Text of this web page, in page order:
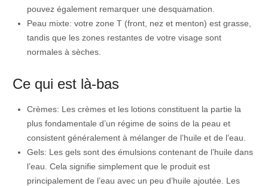
pouvez également remarquer une desquamation.
Peau mixte: votre zone T (front, nez et menton) est grasse,
tandis que les zones restantes de votre visage sont
normales à sèches.
Ce qui est là-bas
Crèmes: Les crèmes et les lotions constituent la partie la
plus fondamentale d’un régime de soins de la peau et
consistent généralement à mélanger de l’huile et de l’eau.
Gels: Les gels sont des émulsions contenant de l’huile dans
l’eau. Cela signifie simplement que le produit est
principalement de l’eau avec un peu d’huile ajoutée. Les